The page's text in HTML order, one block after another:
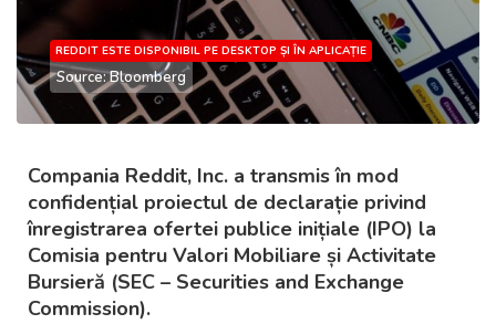
REDDIT ESTE DISPONIBIL PE DESKTOP ȘI ÎN APLICAȚIE
Source: Bloomberg
Compania Reddit, Inc. a transmis în mod
confidențial proiectul de declarație privind
înregistrarea ofertei publice inițiale (IPO) la
Comisia pentru Valori Mobiliare și Activitate
Bursieră (SEC – Securities and Exchange
Commission).